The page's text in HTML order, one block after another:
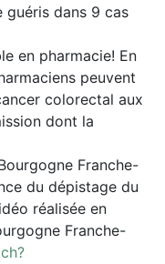
dans 9 cas
en pharmacie! En
peuvent
colorectal aux
dont la
Franche-
du dépistage du
réalisée en
Franche-